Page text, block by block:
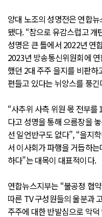
양대 노조의 성명전은 연합
됐다. “참으로 유감스럽고
성명은 큰 틀에서 2022년 연
2023년 방송통신위원회에
했던 2대 주주 을지를 비판
편들고 있다는 뉘앙스를 풍긴
“사추위 사측 위원 몫 전부를
다고 성명을 통해 으름장을
선 일언반구도 없다”, “을지
서 이사회가 파행을 거듭하
하다”는 대목이 대표적이다.
연합뉴스지부는 “불공정 협
따른 TV 구성원들의 울분과
주주에 대한 반발심으로 악